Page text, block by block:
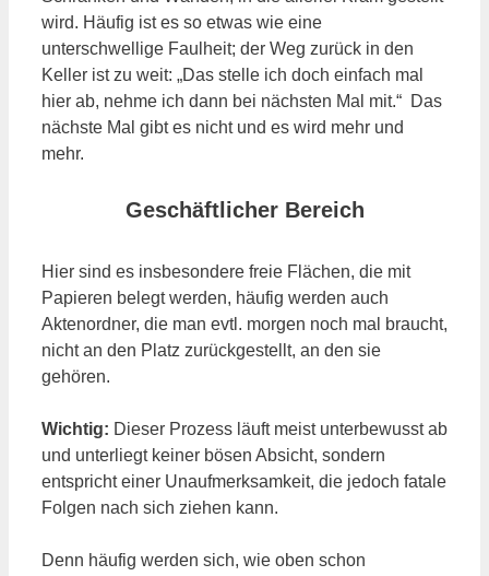
wird. Häufig ist es so etwas wie eine
unterschwellige Faulheit; der Weg zurück in den
Keller ist zu weit: „Das stelle ich doch einfach mal
hier ab, nehme ich dann bei nächsten Mal mit.“ Das
nächste Mal gibt es nicht und es wird mehr und
mehr.
Geschäftlicher Bereich
Hier sind es insbesondere freie Flächen, die mit
Papieren belegt werden, häufig werden auch
Aktenordner, die man evtl. morgen noch mal braucht,
nicht an den Platz zurückgestellt, an den sie
gehören.
Wichtig: Dieser Prozess läuft meist unterbewusst ab
und unterliegt keiner bösen Absicht, sondern
entspricht einer Unaufmerksamkeit, die jedoch fatale
Folgen nach sich ziehen kann.
Denn häufig werden sich, wie oben schon